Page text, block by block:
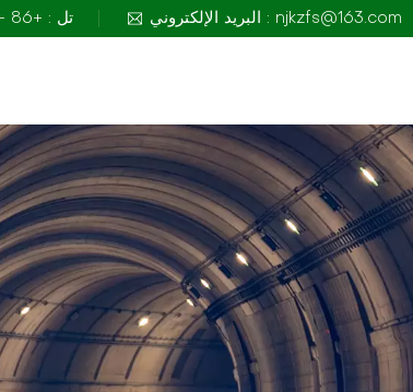
تل : +86 -13913942913 البريد الإلكتروني : njkzfs@163.com